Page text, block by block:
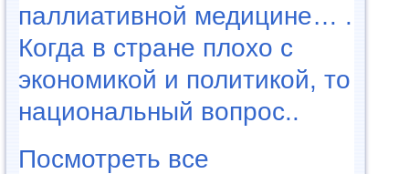
паллиативной медицине… .
Когда в стране плохо с
экономикой и политикой, то
национальный вопрос..
Посмотреть все